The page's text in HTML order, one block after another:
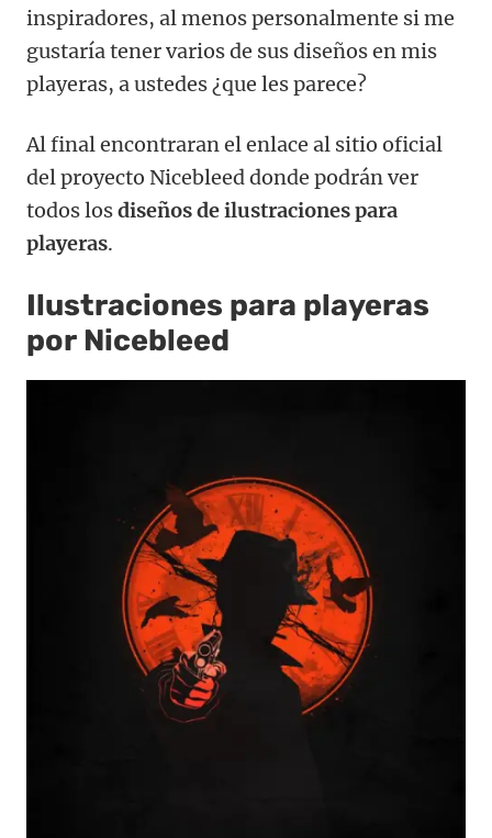
inspiradores, al menos personalmente si me
gustaría tener varios de sus diseños en mis
playeras, a ustedes ¿que les parece?
Al final encontraran el enlace al sitio oficial
del proyecto Nicebleed donde podrán ver
todos losdiseños de ilustraciones para
playeras.
Ilustraciones para playeras
por Nicebleed